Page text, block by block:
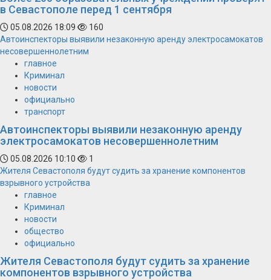
в Севастополе перед 1 сентября
05.08.2026 18:09
160
Автоинспекторы выявили незаконную аренду электросамокатов
несовершеннолетним
главное
Криминал
новости
официально
транспорт
Автоинспекторы выявили незаконную аренду
электросамокатов несовершеннолетним
05.08.2026 10:10
1
Жителя Севастополя будут судить за хранение компонентов
взрывного устройства
главное
Криминал
новости
общество
официально
Жителя Севастополя будут судить за хранение
компонентов взрывного устройства